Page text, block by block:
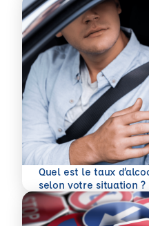
Quel est le taux
selon votre situation ?
En savoir plus